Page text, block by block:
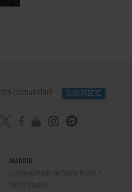
comunidad! SUSCRÍBETE
MADRID
C/ Marquesado de Santa Marta, 1
28027 Madrid